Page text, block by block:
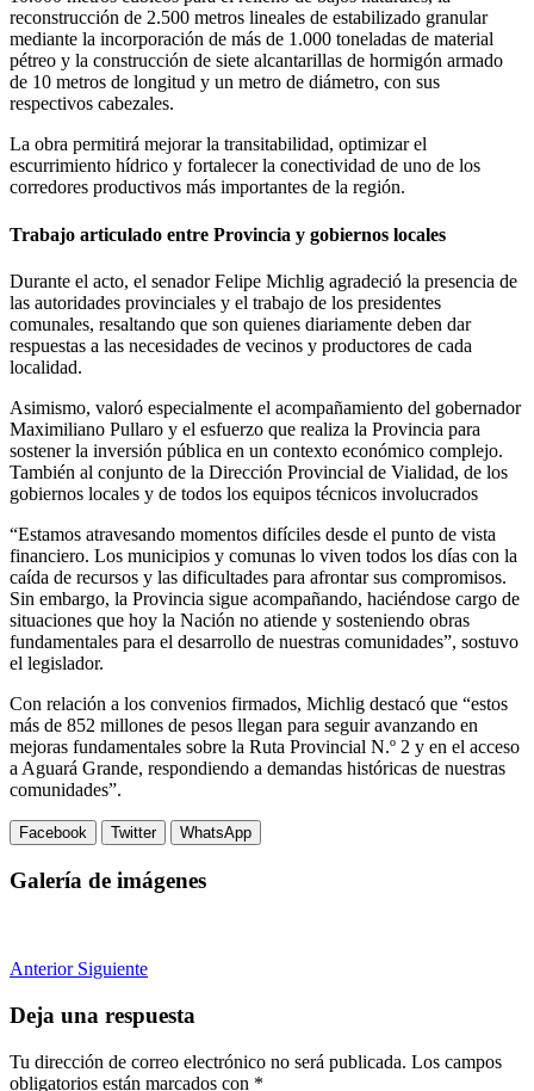
reconstrucción de 2.500 metros lineales de estabilizado granular
mediante la incorporación de más de 1.000 toneladas de material
pétreo y la construcción de siete alcantarillas de hormigón armado
de 10 metros de longitud y un metro de diámetro, con sus
respectivos cabezales.
La obra permitirá mejorar la transitabilidad, optimizar el
escurrimiento hídrico y fortalecer la conectividad de uno de los
corredores productivos más importantes de la región.
Trabajo articulado entre Provincia y gobiernos locales
Durante el acto, el senador Felipe Michlig agradeció la presencia de
las autoridades provinciales y el trabajo de los presidentes
comunales, resaltando que son quienes diariamente deben dar
respuestas a las necesidades de vecinos y productores de cada
localidad.
Asimismo, valoró especialmente el acompañamiento del gobernador
Maximiliano Pullaro y el esfuerzo que realiza la Provincia para
sostener la inversión pública en un contexto económico complejo.
También al conjunto de la Dirección Provincial de Vialidad, de los
gobiernos locales y de todos los equipos técnicos involucrados
“Estamos atravesando momentos difíciles desde el punto de vista
financiero. Los municipios y comunas lo viven todos los días con la
caída de recursos y las dificultades para afrontar sus compromisos.
Sin embargo, la Provincia sigue acompañando, haciéndose cargo de
situaciones que hoy la Nación no atiende y sosteniendo obras
fundamentales para el desarrollo de nuestras comunidades”, sostuvo
el legislador.
Con relación a los convenios firmados, Michlig destacó que “estos
más de 852 millones de pesos llegan para seguir avanzando en
mejoras fundamentales sobre la Ruta Provincial N.º 2 y en el acceso
a Aguará Grande, respondiendo a demandas históricas de nuestras
comunidades”.
Facebook Twitter WhatsApp
Galería de imágenes
Anterior Siguiente
Deja una respuesta
Tu dirección de correo electrónico no será publicada. Los campos
obligatorios están marcados con *